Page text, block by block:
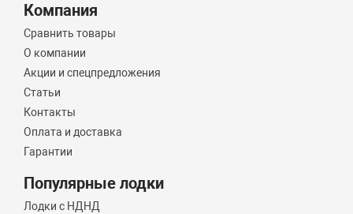
Компания
Сравнить товары
О компании
Акции и спецпредложения
Статьи
Контакты
Оплата и доставка
Гарантии
Популярные лодки
Лодки с НДНД